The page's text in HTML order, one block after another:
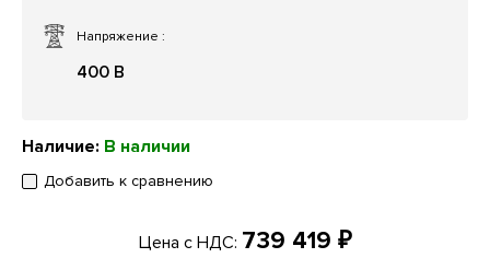
Напряжение :
400 В
Наличие: В наличии
Добавить к сравнению
Цена с НДС: 739 419 ₽